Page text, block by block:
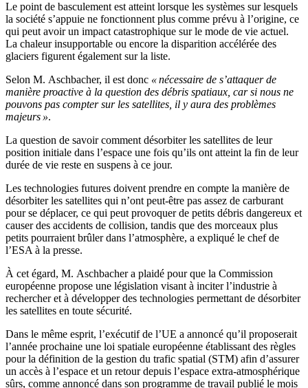
Le point de basculement est atteint lorsque les systèmes sur lesquels
la société s’appuie ne fonctionnent plus comme prévu à l’origine, ce
qui peut avoir un impact catastrophique sur le mode de vie actuel.
La chaleur insupportable ou encore la disparition accélérée des
glaciers figurent également sur la liste.
Selon M. Aschbacher, il est donc « nécessaire de s’attaquer de
manière proactive à la question des débris spatiaux, car si nous ne
pouvons pas compter sur les satellites, il y aura des problèmes
majeurs ».
La question de savoir comment désorbiter les satellites de leur
position initiale dans l’espace une fois qu’ils ont atteint la fin de leur
durée de vie reste en suspens à ce jour.
Les technologies futures doivent prendre en compte la manière de
désorbiter les satellites qui n’ont peut-être pas assez de carburant
pour se déplacer, ce qui peut provoquer de petits débris dangereux et
causer des accidents de collision, tandis que des morceaux plus
petits pourraient brûler dans l’atmosphère, a expliqué le chef de
l’ESA à la presse.
À cet égard, M. Aschbacher a plaidé pour que la Commission
européenne propose une législation visant à inciter l’industrie à
rechercher et à développer des technologies permettant de désorbiter
les satellites en toute sécurité.
Dans le même esprit, l’exécutif de l’UE a annoncé qu’il proposerait
l’année prochaine une loi spatiale européenne établissant des règles
pour la définition de la gestion du trafic spatial (STM) afin d’assurer
un accès à l’espace et un retour depuis l’espace extra-atmosphérique
sûrs, comme annoncé dans son programme de travail publié le mois